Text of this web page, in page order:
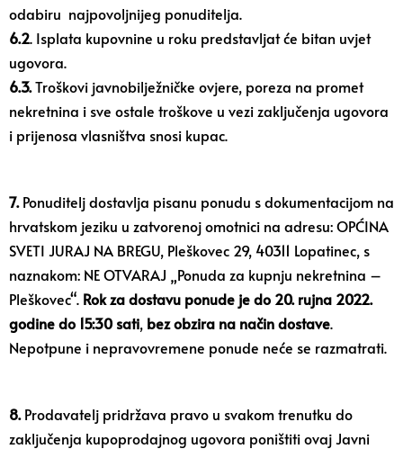
odabiru najpovoljnijeg ponuditelja.
6.2. Isplata kupovnine u roku predstavljat će bitan uvjet
ugovora.
6.3.Troškovi javnobilježničke ovjere, poreza na promet
nekretnina i sve ostale troškove u vezi zaključenja ugovora
i prijenosa vlasništva snosi kupac.
7.Ponuditelj dostavlja pisanu ponudu s dokumentacijom na
hrvatskom jeziku u zatvorenoj omotnici na adresu: OPĆINA
SVETI JURAJ NA BREGU, Pleškovec 29, 40311 Lopatinec, s
naznakom: NE OTVARAJ „Ponuda za kupnju nekretnina –
Pleškovec“. Rok za dostavu ponude je do 20. rujna 2022.
godine do 15:30 sati, bez obzira na način dostave.
Nepotpune i nepravovremene ponude neće se razmatrati.
8.Prodavatelj pridržava pravo u svakom trenutku do
zaključenja kupoprodajnog ugovora poništiti ovaj Javni